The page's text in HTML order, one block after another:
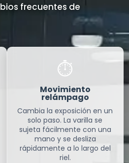
frecuentes de
⏱️
Movimiento
relámpago
Cambia la exposición en un
solo paso. La varilla se
sujeta fácilmente con una
mano y se desliza
rápidamente a lo largo del
riel.